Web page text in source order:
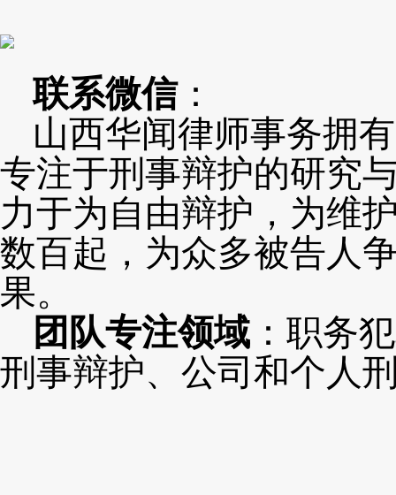
联系微信：
山西华闻律师事务拥
专注于刑事辩护的研究
力于为自由辩护，为维
数百起，为众多被告人
果。
团队专注领域 ：职务
刑事辩护、公司和个人